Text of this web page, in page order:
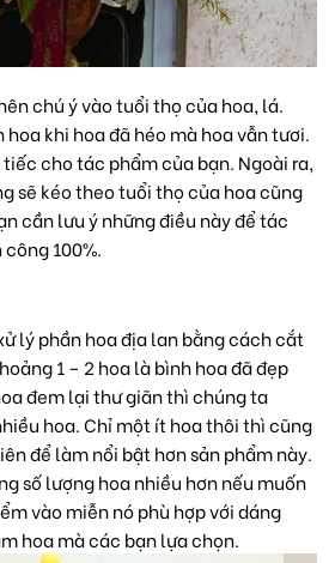
chú ý vào tuổi thọ của hoa, lá.
khi hoa đã héo mà hoa vẫn tươi.
cho tác phẩm của bạn. Ngoài ra,
sẽ kéo theo tuổi thọ của hoa cũng
cần lưu ý những điều này để tác
100%.
lý phần hoa địa lan bằng cách cắt
1 – 2 hoa là bình hoa đã đẹp
đem lại thư giãn thì chúng ta
hoa. Chỉ một ít hoa thôi thì cũng
để làm nổi bật hơn sản phẩm này.
số lượng hoa nhiều hơn nếu muốn
vào miễn nó phù hợp với dáng
hoa mà các bạn lựa chọn.